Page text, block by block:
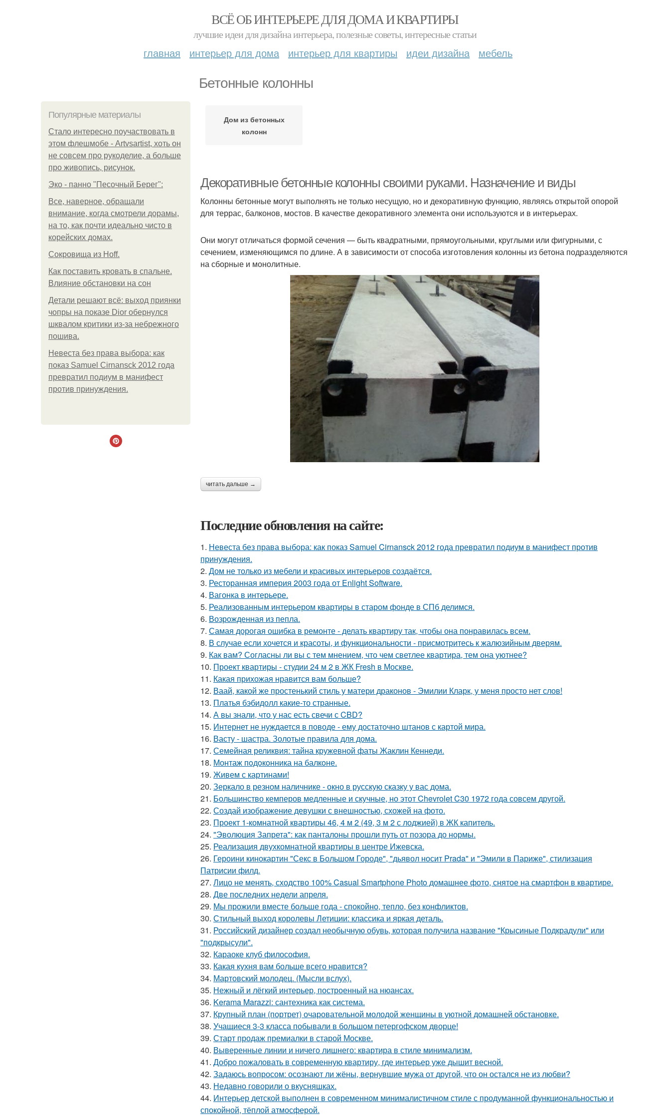
ВСЁ ОБ ИНТЕРЬЕРЕ ДЛЯ ДОМА И КВАРТИРЫ
лучшие идеи для дизайна интерьера, полезные советы, интересные статьи
главная интерьер для дома интерьер для квартиры идеи дизайна мебель
Бетонные колонны
Популярные материалы
Стало интересно поучаствовать в
этом флешмобе - Artvsartist, хоть он
не совсем про рукоделие, а больше
про живопись, рисунок.
Эко - панно "Песочный Берег":
Все, наверное, обращали
внимание, когда смотрели дорамы,
на то, как почти идеально чисто в
корейских домах.
Сокровища из Hoff.
Как поставить кровать в спальне.
Влияние обстановки на сон
Детали решают всё: выход приянки
чопры на показе Dior обернулся
шквалом критики из-за небрежного
пошива.
Невеста без права выбора: как
показ Samuel Cirnansck 2012 года
превратил подиум в манифест
против принуждения.
Дом из бетонных
колонн
Декоративные бетонные колонны своими руками. Назначение и виды
Колонны бетонные могут выполнять не только несущую, но и декоративную функцию, являясь открытой опорой
для террас, балконов, мостов. В качестве декоративного элемента они используются и в интерьерах.
Они могут отличаться формой сечения — быть квадратными, прямоугольными, круглыми или фигурными, с
сечением, изменяющимся по длине. А в зависимости от способа изготовления колонны из бетона подразделяются
на сборные и монолитные.
читать дальше →
Последние обновления на сайте:
1. Невеста без права выбора: как показ Samuel Cirnansck 2012 года превратил подиум в манифест против
принуждения.
2. Дом не только из мебели и красивых интерьеров создаётся.
3. Ресторанная империя 2003 года от Enlight Software.
4. Вагонка в интерьере.
5. Реализованным интерьером квартиры в старом фонде в СПб делимся.
6. Возрожденная из пепла.
7. Самая дорогая ошибка в ремонте - делать квартиру так, чтобы она понравилась всем.
8. В случае если хочется и красоты, и функциональности - присмотритесь к жалюзийным дверям.
9. Как вам? Согласны ли вы с тем мнением, что чем светлее квартира, тем она уютнее?
10. Проект квартиры - студии 24 м 2 в ЖК Fresh в Москве.
11. Какая прихожая нравится вам больше?
12. Ваай, какой же простенький стиль у матери драконов - Эмилии Кларк, у меня просто нет слов!
13. Платья бэбидолл какие-то странные.
14. А вы знали, что у нас есть свечи с CBD?
15. Интернет не нуждается в поводе - ему достаточно штанов с картой мира.
16. Васту - шастра. Золотые правила для дома.
17. Семейная реликвия: тайна кружевной фаты Жаклин Кеннеди.
18. Монтаж пoдoкoнника на балкoне.
19. Живем с картинами!
20. Зеркало в резном наличнике - окно в русскую сказку у вас дома.
21. Большинство кемперов медленные и скучные, но этот Chevrolet C30 1972 года совсем другой.
22. Создай изображение девушки с внешностью, схожей на фото.
23. Проект 1-комнатной квартиры 46, 4 м 2 (49, 3 м 2 с лоджией) в ЖК капитель.
24. "Эволюция Запрета": как панталоны прошли путь от позора до нормы.
25. Реализация двухкомнатной квартиры в центре Ижевска.
26. Героини кинокартин "Секс в Большом Городе", "дьявол носит Prada" и "Эмили в Париже", стилизация
Патрисии филд.
27. Лицо не менять, сходство 100% Casual Smartphone Photo домашнее фото, снятое на смартфон в квартире.
28. Две последних недели апреля.
29. Мы прожили вместе больше года - спокойно, тепло, без конфликтов.
30. Стильный выход королевы Летиции: классика и яркая деталь.
31. Российский дизайнер создал необычную обувь, которая получила название "Крысиные Подкрадули" или
"подкрысули".
32. Караоке клуб философия.
33. Какая кухня вам больше всего нравится?
34. Мартовский молодец. (Мысли вслух).
35. Нежный и лёгкий интерьер, построенный на нюансах.
36. Kerama Marazzi: сантехника как система.
37. Крупный план (портрет) очаровательной молодой женщины в уютной домашней обстановке.
38. Учащиеся 3-3 класса побывали в большом петергофском дворце!
39. Старт продаж премиалки в старой Москве.
40. Выверенные линии и ничего лишнего: квартира в стиле минимализм.
41. Добро пожаловать в современную квартиру, где интерьер уже дышит весной.
42. Задаюсь вопросом: осознают ли жёны, вернувшие мужа от другой, что он остался не из любви?
43. Недавно говорили о вкусняшках.
44. Интерьер детской выполнен в современном минималистичном стиле с продуманной функциональностью и
спокойной, тёплой атмосферой.